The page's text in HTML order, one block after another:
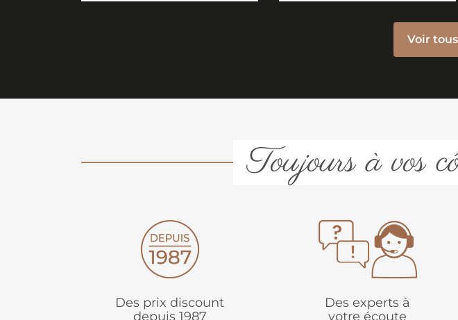
Voir
Toujours à vos
Des prix discount
depuis 1987
Des experts à
votre écoute